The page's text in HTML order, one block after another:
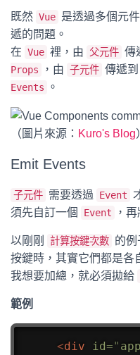
既然 Vue 是透過多個元
遞的問題。
在 Vue 裡，由 父元件 傳
Props
，由 子元件 傳遞到
Events
。
（圖片來源： Kuro's Blog
Emit Events
子元件 需要透過 Event
須先自訂一個
Event ，
以剛剛 計算按鍵次數 的例
按鍵時，其實它們都是各
我想要加總，就必須拋給
範例
<div id=" app